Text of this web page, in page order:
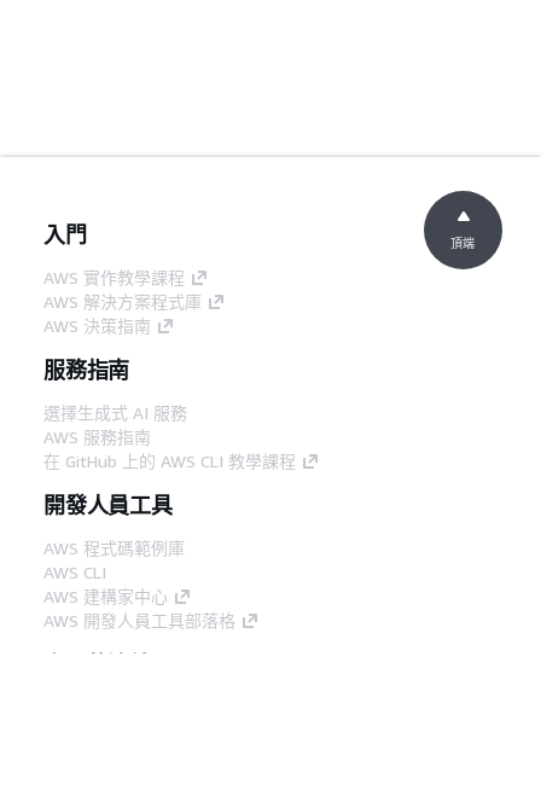
入門
AWS 實作教學課程
AWS 解決方案程式庫
AWS 決策指南
服務指南
選擇生成式 AI 服務
AWS 服務指南
在 GitHub 上的 AWS CLI 教學課程
開發人員工具
AWS 程式碼範例庫
AWS CLI
AWS 建構家中心
AWS 開發人員工具部落格
頂端